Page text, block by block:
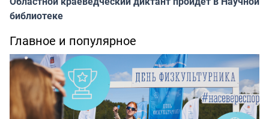
библиотеке
Главное и популярное